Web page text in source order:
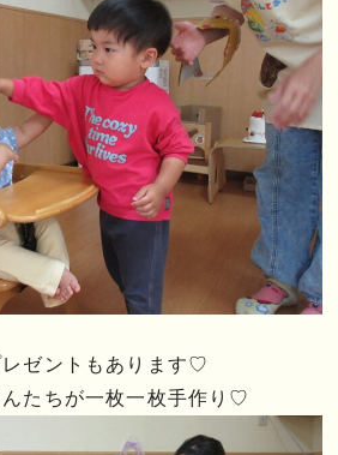
ゼントもあります♡
たちが一枚一枚手作り♡